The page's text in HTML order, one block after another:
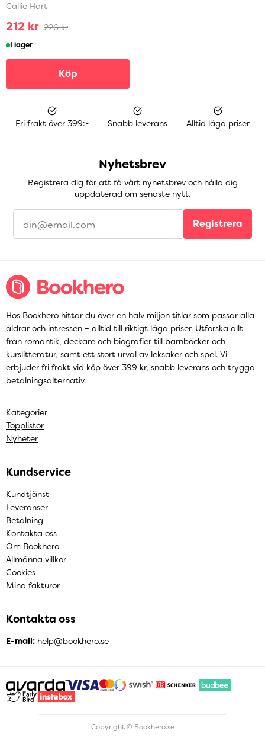
Callie Hart
212 kr 226 kr
I lager
Köp
Fri frakt över 399:- Snabb leverans Alltid låga priser
Nyhetsbrev
Registrera dig för att få vårt nyhetsbrev och hålla dig
uppdaterad om senaste nytt.
Registrera
Hos Bookhero hittar du över en halv miljon titlar som passar alla
åldrar och intressen – alltid till riktigt låga priser. Utforska allt
från romantik, deckare och biografier till barnböcker och
kurslitteratur, samt ett stort urval av leksaker och spel. Vi
erbjuder fri frakt vid köp över 399 kr, snabb leverans och trygga
betalningsalternativ.
Kategorier
Topplistor
Nyheter
Kundservice
Kundtjänst
Leveranser
Betalning
Kontakta oss
Om Bookhero
Allmänna villkor
Cookies
Mina fakturor
Kontakta oss
E-mail: help@bookhero.se
Copyright © Bookhero.se